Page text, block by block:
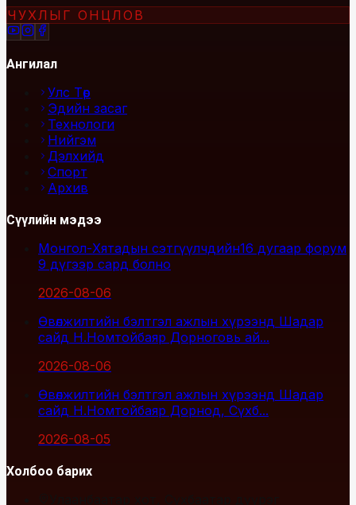
ЧУХЛЫГ ОНЦЛОВ
Ангилал
Улс Төр
Эдийн засаг
Технологи
Нийгэм
Дэлхийд
Спорт
Архив
Сүүлийн мэдээ
Монгол-Хятадын сэтгүүлчдийн16 дугаар форум
9 дүгээр сард болно
2026-08-06
Өвөлжилтийн бэлтгэл ажлын хүрээнд Шадар
сайд Н.Номтойбаяр Дорноговь ай...
2026-08-06
Өвөлжилтийн бэлтгэл ажлын хүрээнд Шадар
сайд Н.Номтойбаяр Дорнод, Сүхб...
2026-08-05
Холбоо барих